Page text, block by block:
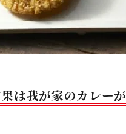
は我が家のカレー